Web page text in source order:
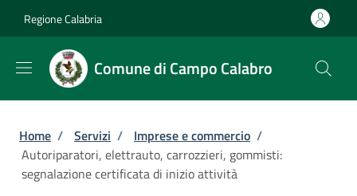
Regione Calabria
Comune di Campo Calabro
Briciole di pane
Home / Servizi / Imprese e commercio /
Autoriparatori, elettrauto, carrozzieri, gommisti:
segnalazione certificata di inizio attività